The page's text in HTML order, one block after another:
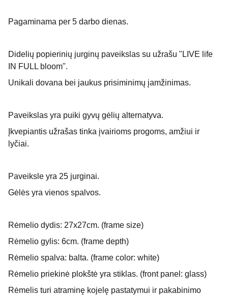
Pagaminama per 5 darbo dienas.
Didelių popierinių jurginų paveikslas su užrašu "LIVE life
IN FULL bloom".
Unikali dovana bei jaukus prisiminimų įamžinimas.
Paveikslas yra puiki gyvų gėlių alternatyva.
Įkvepiantis užrašas tinka įvairioms progoms, amžiui ir
lyčiai.
Paveiksle yra 25 jurginai.
Gėlės yra vienos spalvos.
Rėmelio dydis: 27x27cm. (frame size)
Rėmelio gylis: 6cm. (frame depth)
Rėmelio spalva: balta. (frame color: white)
Rėmelio priekinė plokštė yra stiklas. (front panel: glass)
Rėmelis turi atraminę kojelę pastatymui ir pakabinimo